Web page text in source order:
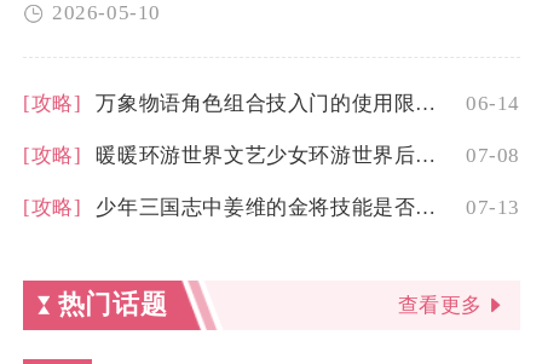
2026-05-10
[攻略] 万象物语角色组合技入门的使用限制是什么 06-14
[攻略] 暖暖环游世界文艺少女环游世界后内心是否会得到宣泄 07-08
[攻略] 少年三国志中姜维的金将技能是否有限制 07-13
热门话题 查看更多